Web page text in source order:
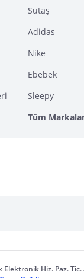
Sütaş
Adidas
Nike
Ebebek
Sleepy
Tüm
Hiz. Paz. Tic.